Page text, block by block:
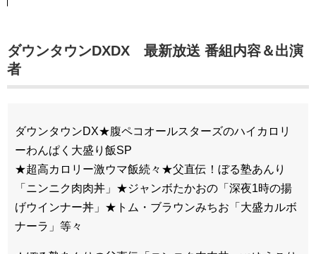
ダウンタウンDXDX 最新放送 番組内容＆出演
者
ダウンタウンDX★腹ペコオールスターズのハイカロリ
ーわんぱく大盛り飯SP
★超高カロリー激ウマ飯続々★父直伝！ぼる塾あんり
「ニンニク肉肉丼」★ジャンボたかおの「深夜1時の揚
げウインナー丼」★トム・ブラウンみちお「大盛カルボ
ナーラ」等々